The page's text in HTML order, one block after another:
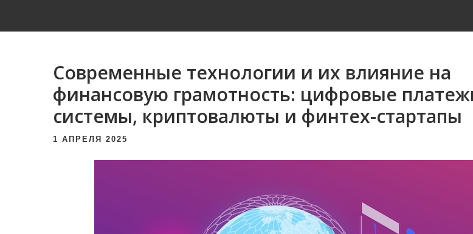
Современные технологии и их влияние на
финансовую грамотность: цифровые
системы, криптовалюты и финтех-стартапы
1 АПРЕЛЯ 2025